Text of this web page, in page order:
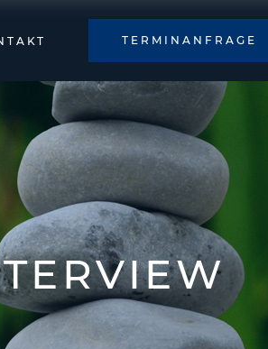
TERMINANFRAGE